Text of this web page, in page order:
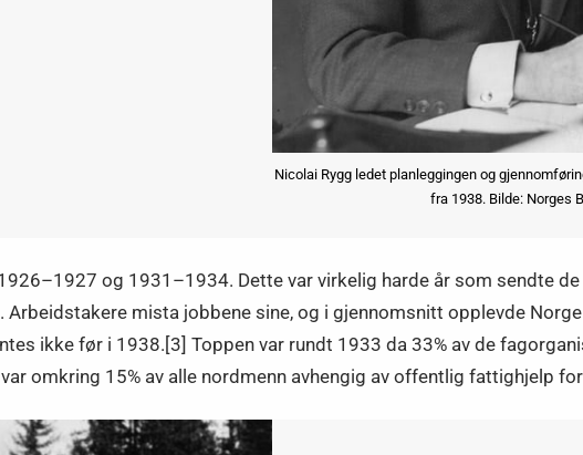
Nicolai Rygg ledet planleggingen og
fra 1938. Bilde: Norges
og 1931–1934. Dette var virkelig harde år som sendte
mista jobbene sine, og i gjennomsnitt opplevde
ikke før i 1938.[3] Toppen var rundt 1933 da 33% av de
omkring 15% av alle nordmenn avhengig av offentlig fattighjelp